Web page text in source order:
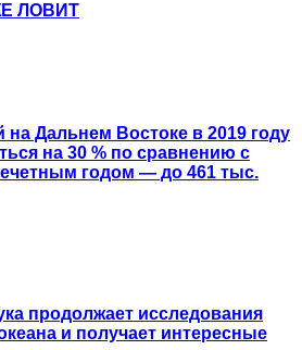
ЛОВИТ
Дальнем Востоке в 2019 году
на 30 % по сравнению с
годом — до 461 тыс.
продолжает исследования
и получает интересные